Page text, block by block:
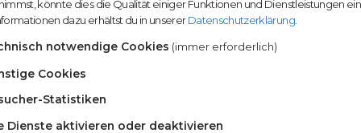
Nachname
Möglichkeiten.
Unsere
Unser Open
um wertvolle
könnte dies die Qualität einiger Funktionen und Dienstleistungen
dazu erhältst du in unsererDatenschutzerklärung.
notwendige Cookies (immer erforderlich)
Cookies
Statistiken
Dienste aktivieren oder deaktivieren